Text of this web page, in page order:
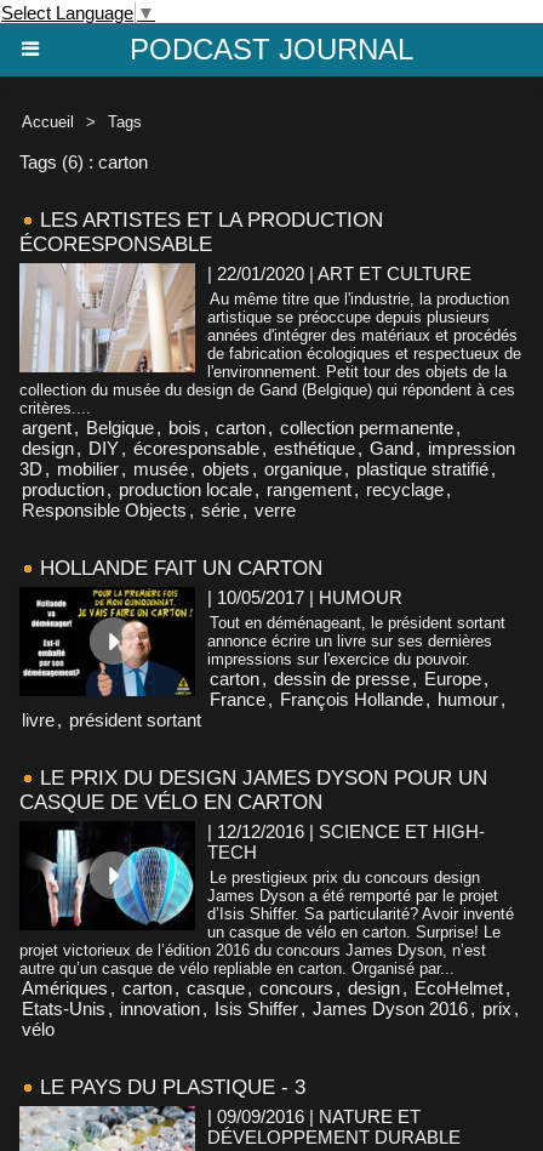
Select Language ▼
PODCAST JOURNAL
Accueil > Tags
Tags (6) : carton
LES ARTISTES ET LA PRODUCTION
ÉCORESPONSABLE
| 22/01/2020 | ART ET CULTURE
Au même titre que l'industrie, la production
artistique se préoccupe depuis plusieurs
années d'intégrer des matériaux et procédés
de fabrication écologiques et respectueux de
l'environnement. Petit tour des objets de la
collection du musée du design de Gand (Belgique) qui répondent à ces
critères....
argent, Belgique, bois , carton, collection permanente,
design, DIY, écoresponsable, esthétique, Gand, impression
3D , mobilier, musée, objets , organique, plastique stratifié,
production, production locale, rangement, recyclage,
Responsible Objects , série, verre
HOLLANDE FAIT UN CARTON
| 10/05/2017 | HUMOUR
Tout en déménageant, le président sortant
annonce écrire un livre sur ses dernières
impressions sur l'exercice du pouvoir.
carton, dessin de presse, Europe,
France, François Hollande, humour,
livre, président sortant
LE PRIX DU DESIGN JAMES DYSON POUR UN
CASQUE DE VÉLO EN CARTON
| 12/12/2016 | SCIENCE ET HIGH-
TECH
Le prestigieux prix du concours design
James Dyson a été remporté par le projet
d’Isis Shiffer. Sa particularité? Avoir inventé
un casque de vélo en carton. Surprise! Le
projet victorieux de l’édition 2016 du concours James Dyson, n’est
autre qu’un casque de vélo repliable en carton. Organisé par...
Amériques , carton, casque, concours , design, EcoHelmet,
Etats-Unis , innovation, Isis Shiffer, James Dyson 2016, prix ,
vélo
LE PAYS DU PLASTIQUE - 3
| 09/09/2016 | NATURE ET
DÉVELOPPEMENT DURABLE